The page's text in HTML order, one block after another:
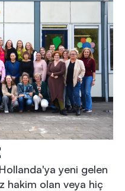
yeni gelen
hakim olan veya hiç